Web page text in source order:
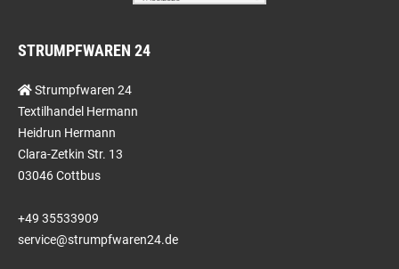
STRUMPFWAREN 24
Strumpfwaren 24
Textilhandel Hermann
Heidrun Hermann
Clara-Zetkin Str. 13
03046 Cottbus
+49 35533909
service@strumpfwaren24.de